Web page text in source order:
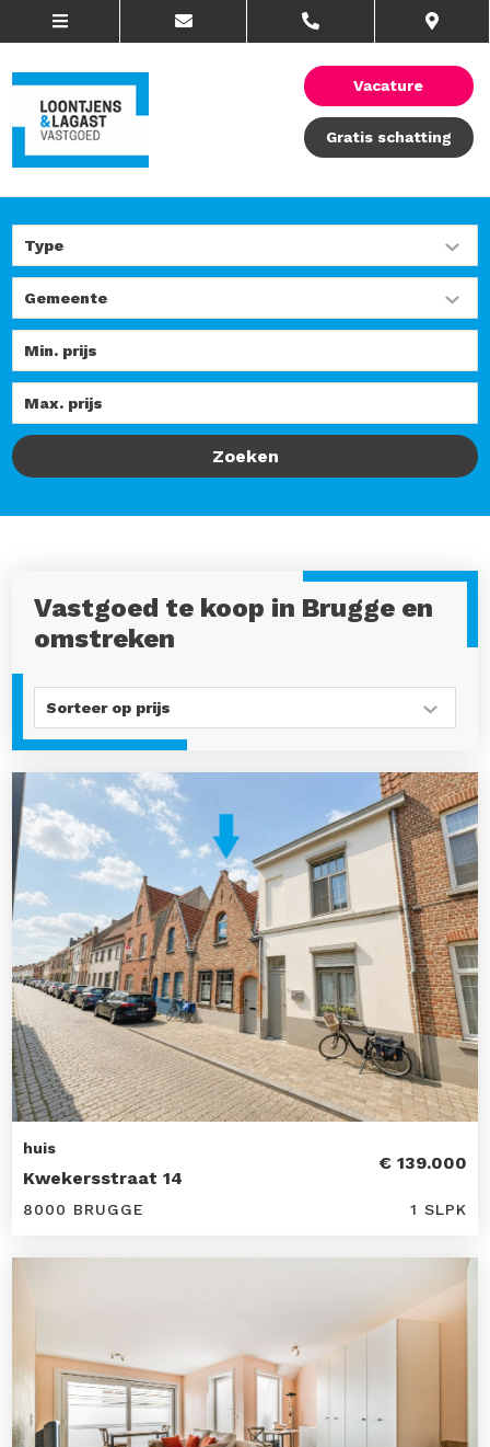
Vacature
Gratis schatting
Zoeken
Vastgoed te koop in Brugge en
omstreken
huis
Kwekersstraat 14
€ 139.000
8000 BRUGGE 1 SLPK